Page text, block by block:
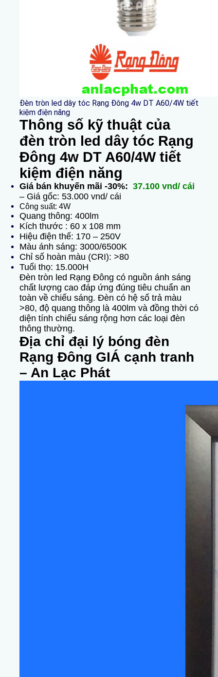
Đèn tròn led dây tóc Rạng Đông 4w DT A60/4W tiết
kiệm điện năng
Thông số kỹ thuật của
đèn tròn led dây tóc Rạng
Đông 4w DT A60/4W tiết
kiệm điện năng
Giá bán khuyến mãi -30%: 37.100 vnd/ cái
– Giá gốc: 53.000 vnd/ cái
Công suất: 4W
Quang thông: 400lm
Kích thước : 60 x 108 mm
Hiệu điện thế: 170 – 250V
Màu ánh sáng: 3000/6500K
Chỉ số hoàn màu (CRI): >80
Tuổi thọ: 15.000H
Đèn tròn led Rạng Đông có nguồn ánh sáng
chất lượng cao đáp ứng đúng tiêu chuẩn an
toàn về chiếu sáng. Đèn có hệ số trả màu
>80, độ quang thông là 400lm và đồng thời có
diện tính chiếu sáng rộng hơn các loại đèn
thông thường.
Địa chỉ đại lý bóng đèn
Rạng Đông GIÁ cạnh tranh
– An Lạc Phát